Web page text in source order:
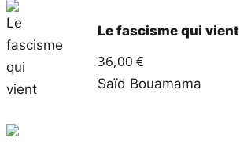
Le fascisme qui vient
36,00 €
Saïd Bouamama